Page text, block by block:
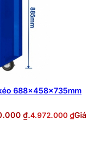
688x458x735mm
₫.4.972.000 ₫Giá